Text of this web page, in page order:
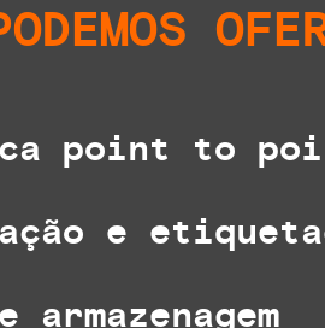
point to
e
armazenagem